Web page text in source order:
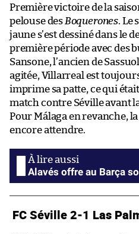
Première victoire de la
pelouse des Boquerones. Le
jaune s’est dessiné dans le
première période avec des
Sansone, l’ancien de
agitée, Villarreal est
imprime sa patte, ce qui
match contre Séville avant
Pour Málaga en revanche,
encore attendre.
Alavés offre au Barça
FC Séville 2-1 Las